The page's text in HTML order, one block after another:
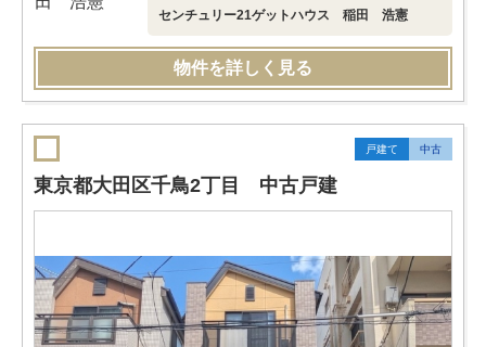
センチュリー21ゲットハウス 稲田 浩憲
物件を詳しく見る
戸建て 中古
東京都大田区千鳥2丁目 中古戸建